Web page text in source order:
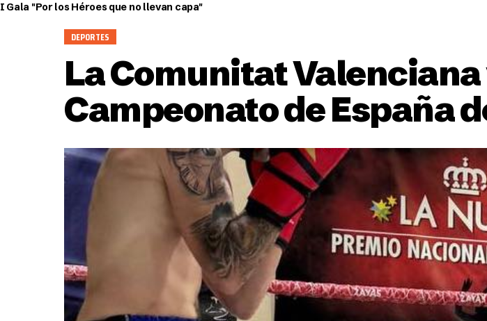
I Gala "Por los Héroes que no llevan capa"
DEPORTES
La Comunitat
Campeonato de España